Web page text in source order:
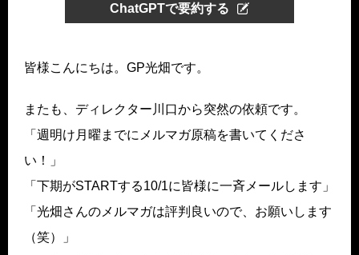
ChatGPTで要約する
皆様こんにちは。GP光畑です。
またも、ディレクター川口から突然の依頼です。
「週明け月曜までにメルマガ原稿を書いてくださ
い！」
「下期がSTARTする10/1に皆様に一斉メールします」
「光畑さんのメルマガは評判良いので、お願いします
（笑）」